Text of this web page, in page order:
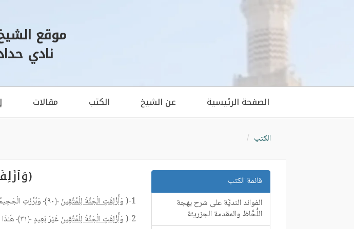
موقع
نادي
الصفحة الرئيسية عن الشيخ الكتب مقالات
الكتب
قائمة الكتب
الفوائد النديَّة على شرح بهجة
اللُّحَّاظ والمقدمة الجزريـَّة
1-( وَأُزْلِفَتِ الْجَنَّةُ لِلْمُتَّقِينَ﴿٩٠﴾ وَبُرِّزَتِ الْجَحِيمُ لِلْغَاوِينَ ﴿٩١﴾ وَقِيلَ لَهُمْ أَيْنَ مَا كُنتُمْ تَعْبُدُونَ ﴿٩٢﴾) [الشعراء: ٩٠ – 92] .
2-(
وَأُزْلِفَتِ الْجَنَّةُ لِلْمُتَّقِينَغَيْرَ بَعِيدٍ ﴿٣١﴾ هَـٰذَا مَا تُوعَدُونَ لِكُلِّ أَوَّابٍ حَفِيظٍ ﴿٣٢﴾) [ق: ٣١ – ٣٢] .